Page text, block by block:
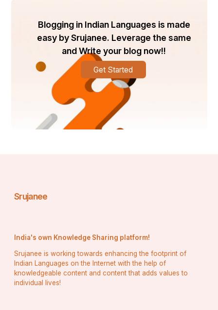
Blogging in Indian Languages is made
easy by Srujanee. Leverage the same
and Write your blog now!!
Get Started
Srujanee
India's own Knowledge Sharing platform!
Srujanee is working towards enhancing the footprint of
Indian Languages on the Internet with the help of
knowledgeable content and content that adds values to
individual lives!